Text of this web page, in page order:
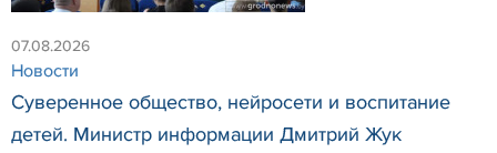
07.08.2026
Новости
Суверенное общество, нейросети и воспитание
детей. Министр информации Дмитрий Жук